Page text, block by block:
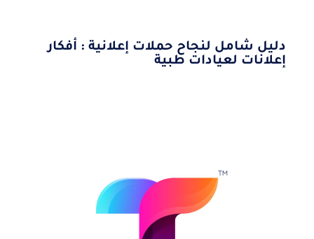
دليل شامل لنجاح حملات إعلانية : أفكار
إعلانات لعيادات طبية